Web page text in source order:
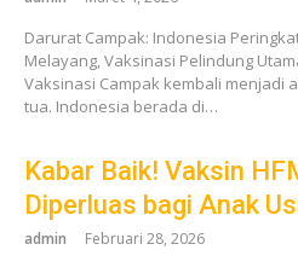
Darurat Campak: Indonesia
Melayang, Vaksinasi Pelindung
Vaksinasi Campak kembali menjadi
tua. Indonesia berada di…
Kabar Baik! Vaksin
Diperluas bagi Anak
admin Februari 28, 2026